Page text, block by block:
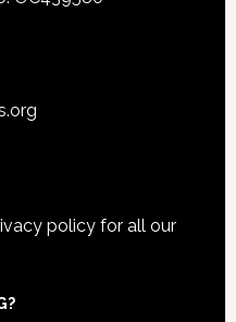
policyfor all our